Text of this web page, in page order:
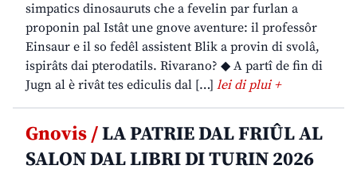
simpatics dinosauruts che a fevelin par furlan a
proponin pal Istât une gnove aventure: il professôr
Einsaur e il so fedêl assistent Blik a provin di svolâ,
ispirâts dai pterodatils. Rivarano? ◆ A partî de fin di
Jugn al è rivât tes ediculis dal […] lei di plui +
Gnovis /LA PATRIE DAL FRIÛL AL
SALON DAL LIBRI DI TURIN 2026